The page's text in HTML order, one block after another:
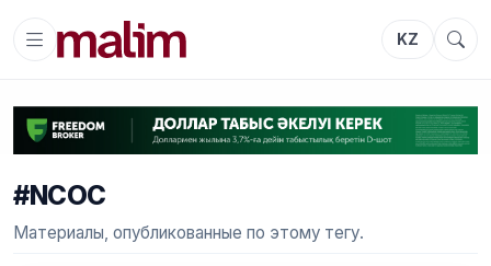
KZ
#NCOC
Материалы, опубликованные по этому тегу.